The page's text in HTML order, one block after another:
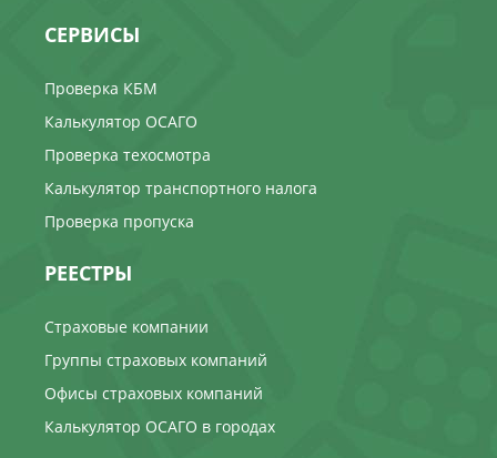
СЕРВИСЫ
Проверка КБМ
Калькулятор ОСАГО
Проверка техосмотра
Калькулятор транспортного налога
Проверка пропуска
РЕЕСТРЫ
Страховые компании
Группы страховых компаний
Офисы страховых компаний
Калькулятор ОСАГО в городах